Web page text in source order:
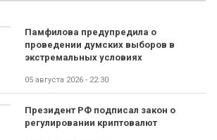
Памфилова предупредила о
проведении думских выборов в
экстремальных условиях
05 августа 2026 - 22:30
Президент РФ подписал закон о
регулировании криптовалют